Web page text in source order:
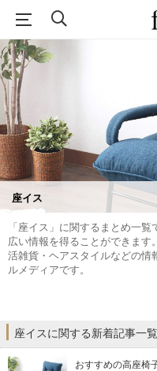
座イス
「座イス」に関するまとめ一
広い情報を得ることができま
活雑貨・ヘアスタイルなどの情
ルメディアです。
座イスに関する新着記事一覧
おすすめの高座椅